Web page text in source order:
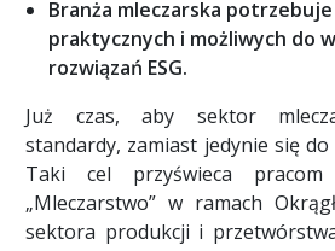
Branża mleczarska
praktycznych i możliwych do
rozwiązań ESG.
Już czas, aby sektor
standardy, zamiast jedynie się
Taki cel przyświeca
„Mleczarstwo” w ramach
sektora produkcji i